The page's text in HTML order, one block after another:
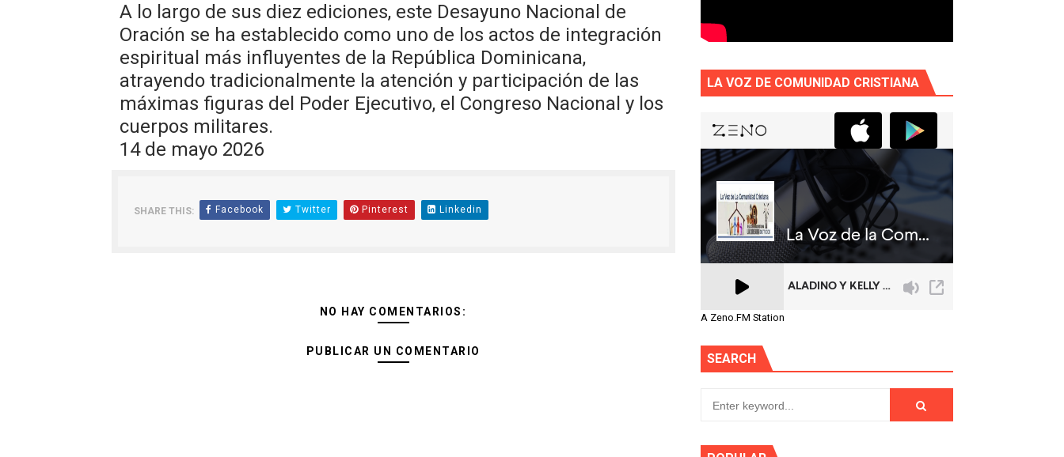
​A lo largo de sus diez ediciones, este Desayuno Nacional de
Oración se ha establecido como uno de los actos de integración
espiritual más influyentes de la República Dominicana,
atrayendo tradicionalmente la atención y participación de las
máximas figuras del Poder Ejecutivo, el Congreso Nacional y los
cuerpos militares.
14 de mayo 2026
SHARE THIS: Facebook Twitter Pinterest Linkedin
NO HAY COMENTARIOS:
PUBLICAR UN COMENTARIO
LA VOZ DE COMUNIDAD CRISTIANA
A Zeno.FM Station
SEARCH